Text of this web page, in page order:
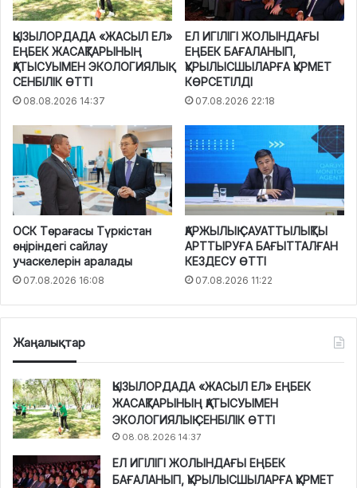
ҚЫЗЫЛОРДАДА «ЖАСЫЛ ЕЛ»
ЕҢБЕК ЖАСАҚТАРЫНЫҢ
ҚАТЫСУЫМЕН ЭКОЛОГИЯЛЫҚ
СЕНБІЛІК ӨТТІ
08.08.2026 14:37
ЕЛ ИГІЛІГІ ЖОЛЫНДАҒЫ
ЕҢБЕК БАҒАЛАНЫП,
ҚҰРЫЛЫСШЫЛАРҒА ҚҰРМЕТ
КӨРСЕТІЛДІ
07.08.2026 22:18
ОСК Төрағасы Түркістан
өңіріндегі сайлау
учаскелерін аралады
07.08.2026 16:08
ҚАРЖЫЛЫҚ САУАТТЫЛЫҚТЫ
АРТТЫРУҒА БАҒЫТТАЛҒАН
КЕЗДЕСУ ӨТТІ
07.08.2026 11:22
Жаңалықтар
ҚЫЗЫЛОРДАДА «ЖАСЫЛ ЕЛ» ЕҢБЕК
ЖАСАҚТАРЫНЫҢ ҚАТЫСУЫМЕН
ЭКОЛОГИЯЛЫҚ СЕНБІЛІК ӨТТІ
08.08.2026 14:37
ЕЛ ИГІЛІГІ ЖОЛЫНДАҒЫ ЕҢБЕК
БАҒАЛАНЫП, ҚҰРЫЛЫСШЫЛАРҒА ҚҰРМЕТ